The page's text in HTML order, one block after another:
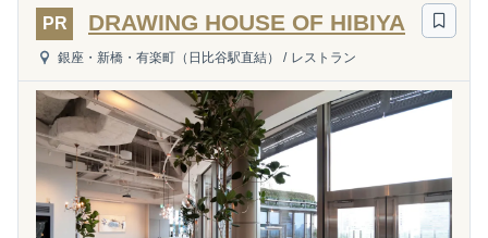
PR DRAWING HOUSE OF HIBIYA
銀座・新橋・有楽町（日比谷駅直結） / レストラン